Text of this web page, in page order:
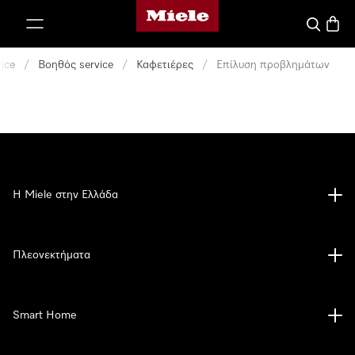
Αρχική σελίδα της Miele
/ Βοηθός service / Καφετιέρες / Επίλυση προβλημάτων
Η Miele στην Ελλάδα
Πλεονεκτήματα
Smart Home